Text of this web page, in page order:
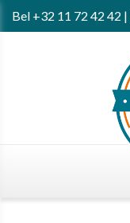
Bel +32 11 72 42 42 |